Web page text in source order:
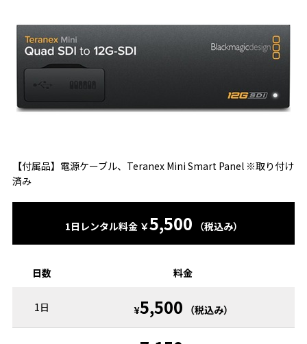
【付属品】電源ケーブル、Teranex Mini Smart Panel​ ※取り付け
済み
1日レンタル料金 ￥5,500 （税込み）
日数 料金
1日 ¥5,500 （税込み）